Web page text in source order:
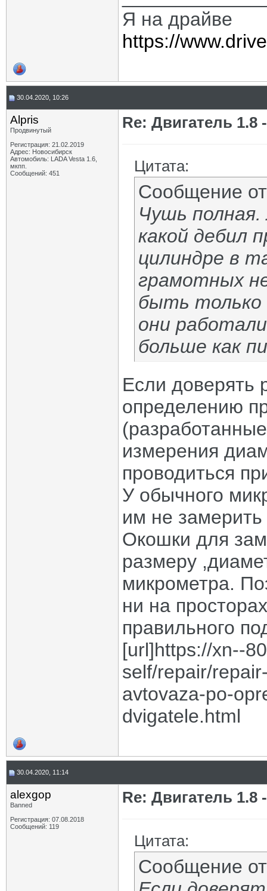
Я на драйве
https://
30.04.2020, 10:26
Alpris
Продвинутый
Регистрация: 21.02.2019
Адрес: Новосибирск
Автомобиль: LADA Vesta 1.6,
мкпп.
Сообщений: 451
Re: Двигатель 1.8
Цитата:
Сообщение
Чушь
какой дебил
цилиндре в
грамотных
быть только
они
больше как
Если доверять
определению
измерения
проводиться
У обычного
им не
Окошки для
размеру
микрометра.
ни на
правильного
[url]https://xn--
self/repair/
avtovaza-po-
dvigatele.html
30.04.2020, 11:14
alexgop
Banned
Регистрация: 07.08.2018
Сообщений: 119
Re: Двигатель 1.8
Цитата:
Сообщение